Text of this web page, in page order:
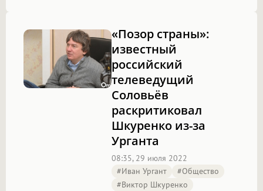
«Позор страны»:
известный
российский
телеведущий
Соловьёв
раскритиковал
Шкуренко из-за
Урганта
08:35, 29 июля 2022
#Иван Ургант
#Общество
#Виктор Шкуренко